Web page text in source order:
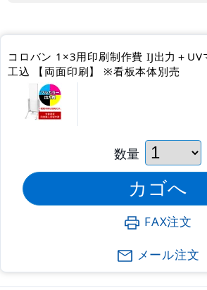
コロバン 1×3用印刷制作費 IJ出力＋UV
工込 【両面印刷】 ※看板本体別売
数量
FAX注文
メール注文